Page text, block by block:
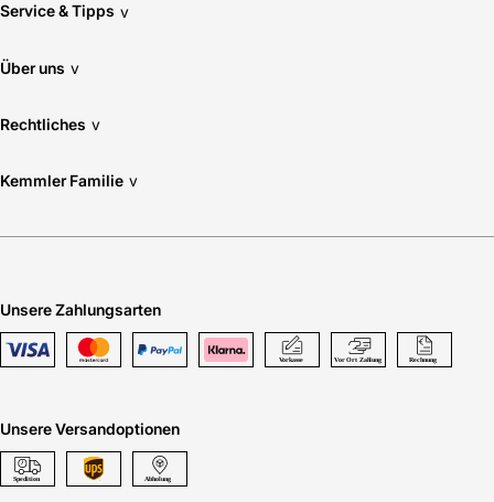
Service & Tipps v
Über uns v
Rechtliches v
Kemmler Familie v
Unsere Zahlungsarten
Unsere Versandoptionen